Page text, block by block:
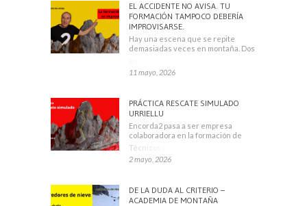
EL ACCIDENTE NO AVISA. TU
FORMACIÓN TAMPOCO DEBERÍA
IMPROVISARSE.
Hay una escena que se repite
demasiadas veces en montaña. Dos
11 mayo, 2026
PRÁCTICA RESCATE SIMULADO
URRIELLU
Encorda2 pasa a ser empresa
colaboradora en la formación de
Técnicos Deportivos
2 mayo, 2026
DE LA DUDA AL CRITERIO –
ACADEMIA DE MONTAÑA